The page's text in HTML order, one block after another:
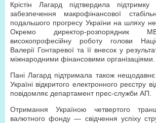
Крістін Лагард підтвердила
забезпечення макрофінансової
подальшого прогресу України на шляху
Окремо директор-розпорядник
високопрофесійну роботу голови
Валерії Гонтаревої та її внесок у
міжнародними фінансовими організаціями.
Пані Лагард підтримала також
Україні відкритого електронного реєстру
повідомляє департамент прес-служби АП.
Отримання Україною четвертого
валютного фонду — свідчення успіху